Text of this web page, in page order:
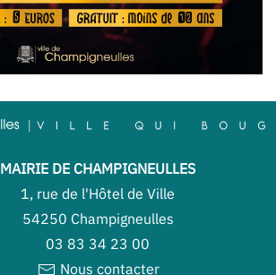
MAIRIE DE CHAMPIGNEULLES
1, rue de l'Hôtel de Ville
54250 Champigneulles
03 83 34 23 00
Nous contacter